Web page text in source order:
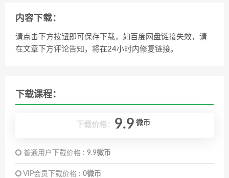
内容下载：
请点击下方按钮即可保存下载，如百度网盘链接失效，请
在文章下方评论告知，将在24小时内修复链接。
下载课程：
下载价格： 9.9 微币
普通用户下载价格 : 9.9微币
VIP会员下载价格 : 0微币